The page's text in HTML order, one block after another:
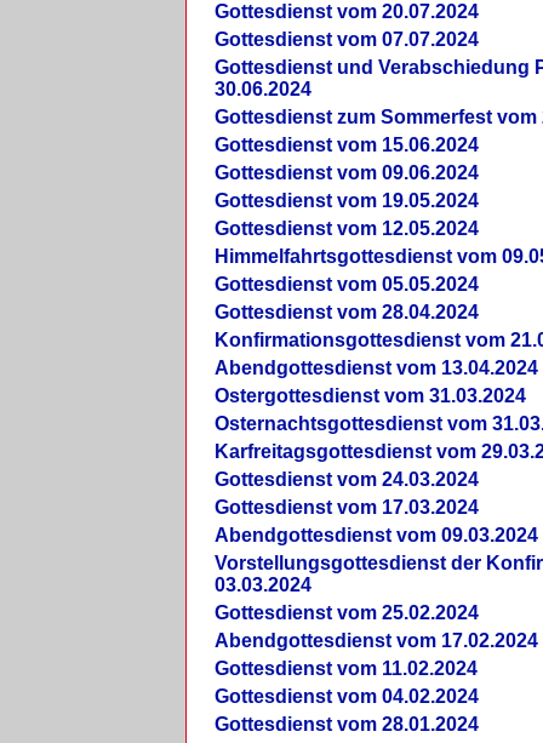
Gottesdienst vom 20.07.2024
Gottesdienst vom 07.07.2024
Gottesdienst und Verabschiedung
30.06.2024
Gottesdienst zum Sommerfest vom
Gottesdienst vom 15.06.2024
Gottesdienst vom 09.06.2024
Gottesdienst vom 19.05.2024
Gottesdienst vom 12.05.2024
Himmelfahrtsgottesdienst vom
Gottesdienst vom 05.05.2024
Gottesdienst vom 28.04.2024
Konfirmationsgottesdienst vom
Abendgottesdienst vom 13.04.2024
Ostergottesdienst vom 31.03.2024
Osternachtsgottesdienst vom
Karfreitagsgottesdienst vom
Gottesdienst vom 24.03.2024
Gottesdienst vom 17.03.2024
Abendgottesdienst vom 09.03.2024
Vorstellungsgottesdienst der
03.03.2024
Gottesdienst vom 25.02.2024
Abendgottesdienst vom 17.02.2024
Gottesdienst vom 11.02.2024
Gottesdienst vom 04.02.2024
Gottesdienst vom 28.01.2024